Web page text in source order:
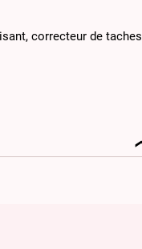
correcteur de taches